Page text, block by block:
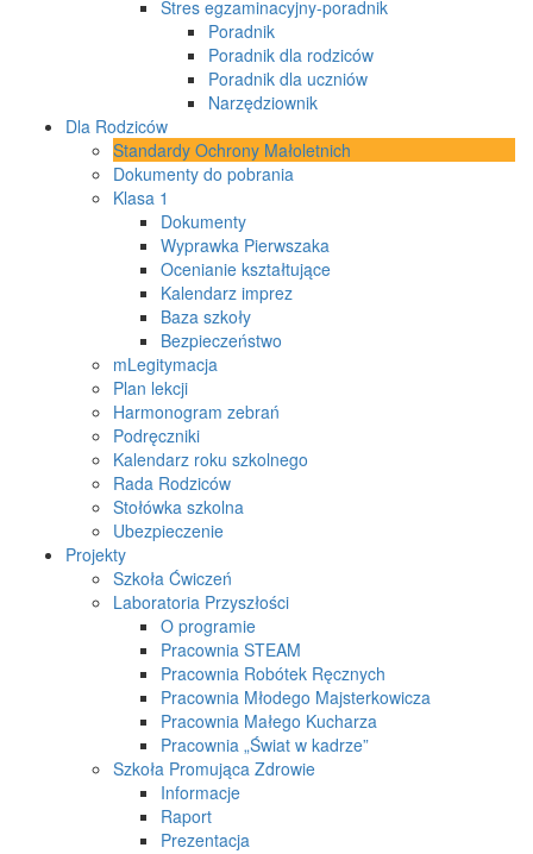
Stres egzaminacyjny-poradnik
Poradnik
Poradnik dla rodziców
Poradnik dla uczniów
Narzędziownik
Dla Rodziców
Standardy Ochrony Małoletnich
Dokumenty do pobrania
Klasa 1
Dokumenty
Wyprawka Pierwszaka
Ocenianie kształtujące
Kalendarz imprez
Baza szkoły
Bezpieczeństwo
mLegitymacja
Plan lekcji
Harmonogram zebrań
Podręczniki
Kalendarz roku szkolnego
Rada Rodziców
Stołówka szkolna
Ubezpieczenie
Projekty
Szkoła Ćwiczeń
Laboratoria Przyszłości
O programie
Pracownia STEAM
Pracownia Robótek Ręcznych
Pracownia Młodego Majsterkowicza
Pracownia Małego Kucharza
Pracownia „Świat w kadrze”
Szkoła Promująca Zdrowie
Informacje
Raport
Prezentacja